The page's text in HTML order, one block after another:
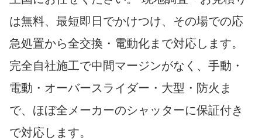
は無料、最短即日でかけつけ、その場での応
急処置から全交換・電動化まで対応します。
完全自社施工で中間マージンがなく、手動・
電動・オーバースライダー・大型・防火ま
で、ほぼ全メーカーのシャッターに保証付き
で対応します。